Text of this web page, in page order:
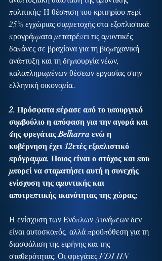
πολιτικής: Η θέσπιση του κριτηρίου περί
25% εγχώριας συμμετοχής στα εξοπλιστικά
προγράμματα μετατρέπει τις αμυντικές
δαπάνες σε βραχίονα για τη βιομηχανική
ανάπτυξη και τη δημιουργία νέων,
καλοπληρωμένων θέσεων εργασίας στην
ελληνική οικονομία..
2. Πρόσφατα πέρασε από το υπουργικό
συμβούλιο η απόφαση για την αγορά και
4ης φρεγάτας Belharra ενώ η
κυβέρνηση έχει 12ετές εξοπλιστικό
πρόγραμμα. Ποιος είναι ο στόχος και που
μπορεί να σταματήσει αυτή η συνεχής
ενίσχυση της αμυντικής και
αποτρεπτικής ικανότητας της χώρας;
Η ενίσχυση των Ενόπλων Δυνάμεων δεν
είναι αυτοσκοπός, αλλά προϋπόθεση για τη
διασφάλιση της ειρήνης και της
σταθερότητας. Οι φρεγάτες FDI HN